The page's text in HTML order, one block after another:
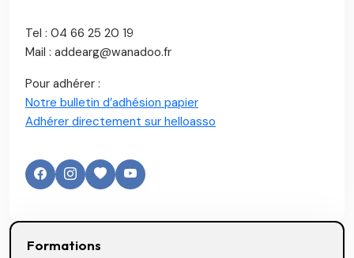
Tel : 04 66 25 20 19
Mail : addearg@wanadoo.fr
Pour adhérer :
Notre bulletin d’adhésion papier
Adhérer directement sur helloasso
Formations